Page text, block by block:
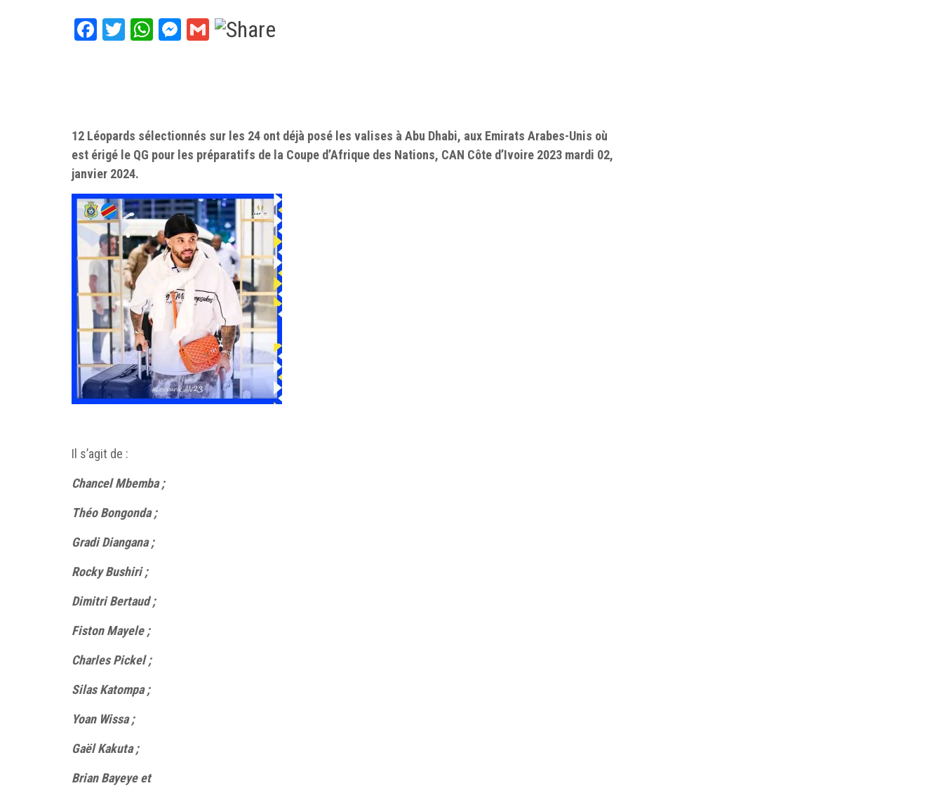
Facebook
TwitterWhatsApp
Messenger
Gmail
12 Léopards sélectionnés sur les 24 ont déjà posé les valises à Abu Dhabi, aux Emirats Arabes-Unis où
est érigé le QG pour les préparatifs de la Coupe d’Afrique des Nations, CAN Côte d’Ivoire 2023 mardi 02,
janvier 2024.
Il s’agit de :
Chancel Mbemba ;
Théo Bongonda ;
Gradi Diangana ;
Rocky Bushiri ;
Dimitri Bertaud ;
Fiston Mayele ;
Charles Pickel ;
Silas Katompa ;
Yoan Wissa ;
Gaël Kakuta ;
Brian Bayeye et